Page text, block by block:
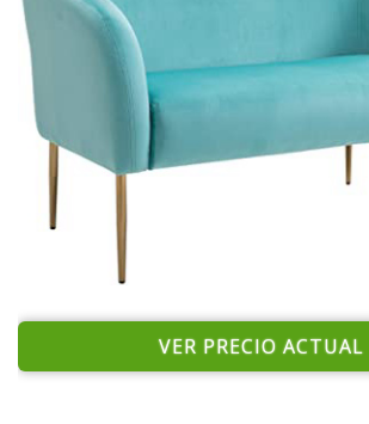
VER PRECIO ACTUAL